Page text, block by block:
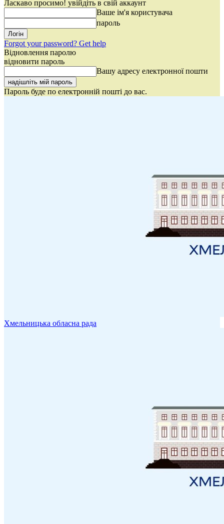
Ласкаво просимо! увійдіть в свій аккаунт
Ваше ім'я користувача
пароль
Forgot your password? Get help
Відновлення паролю
відновити пароль
Вашу адресу електронної пошти
Пароль буде по електронній пошті до вас.
Хмельницька обласна рада